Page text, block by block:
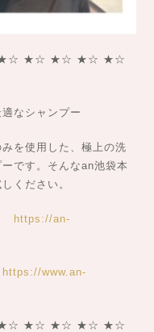
★☆ ★☆ ★☆ ★☆
なシャンプー
を使用した、極上の洗
です。そんなan池袋本
ください。
https://an-
https://www.an-
★☆ ★☆ ★☆ ★☆